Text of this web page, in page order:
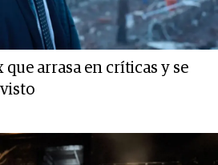
arrasa en críticas y se